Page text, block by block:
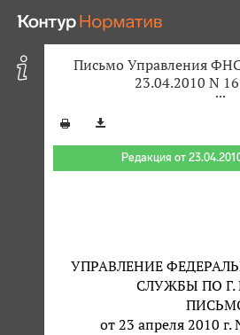
Письмо Управления
23.04.2010 N
Редакция от
УПРАВЛЕНИЕ
СЛУЖБЫ ПО Г.
от 23 апреля 2010 г.